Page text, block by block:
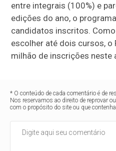
entre integrais (100%) e
edições do ano, o
candidatos inscritos.
escolher até dois cursos, o
milhão de inscrições neste
* O conteúdo de cada comentário é de
Nos reservamos ao direito de reprovar
com o propósito do site ou que